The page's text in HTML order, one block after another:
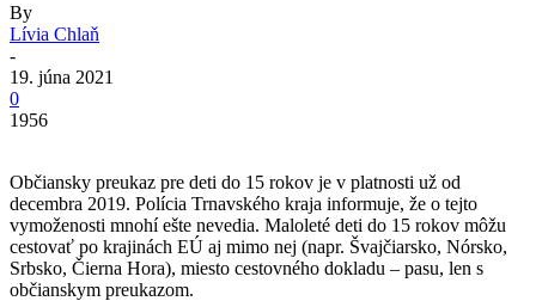
By
Lívia Chlaň
-
19. júna 2021
0
1956
Občiansky preukaz pre deti do 15 rokov je v platnosti už od
decembra 2019. Polícia Trnavského kraja informuje, že o tejto
vymoženosti mnohí ešte nevedia. Maloleté deti do 15 rokov môžu
cestovať po krajinách EÚ aj mimo nej (napr. Švajčiarsko, Nórsko,
Srbsko, Čierna Hora), miesto cestovného dokladu – pasu, len s
občianskym preukazom.